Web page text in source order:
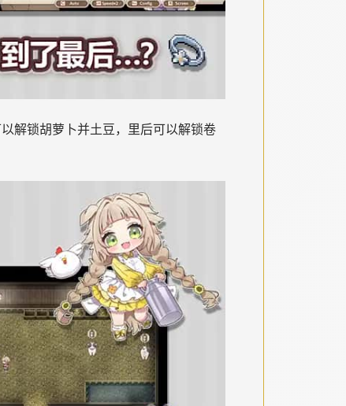
解锁胡萝卜并土豆，里后可以解锁卷